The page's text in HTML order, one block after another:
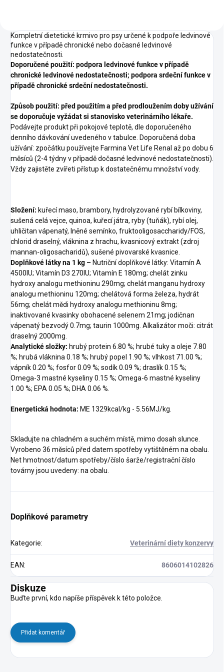
Kompletní dietetické krmivo pro psy určené k podpoře ledvinové
funkce v případě chronické nebo dočasné ledvinové
nedostatečnosti.
Doporučené použití: podpora ledvinové funkce v případě
chronické ledvinové nedostatečnosti; podpora srdeční funkce v
případě chronické srdeční nedostatečnosti.
Způsob použití: před použitím a před prodloužením doby užívání
se doporučuje vyžádat si stanovisko veterinárního lékaře.
Podávejte produkt při pokojové teplotě, dle doporučeného
denního dávkování uvedeného v tabulce. Doporučená doba
užívání: zpočátku používejte Farmina Vet Life Renal až po dobu 6
měsíců (2-4 týdny v případě dočasné ledvinové nedostatečnosti).
Vždy zajistěte zvířeti přístup k dostatečnému množství vody.
Složení: kuřecí maso, brambory, hydrolyzované rybí bílkoviny,
sušená celá vejce, quinoa, kuřecí játra, ryby (tuňák), rybí olej,
uhličitan vápenatý, lněné semínko, fruktooligosaccharidy/FOS,
chlorid draselný, vláknina z hrachu, kvasnicový extrakt (zdroj
mannan-oligosacharidů), sušené pivovarské kvasnice.
Doplňkové látky na 1 kg – Nutriční doplňkové látky: Vitamín A
4500IU; Vitamín D3 270IU; Vitamín E 180mg; chelát zinku
hydroxy analogu methioninu 290mg; chelát manganu hydroxy
analogu methioninu 120mg; chelátová forma železa, hydrát
56mg; chelát mědi hydroxy analogu methioninu 8mg;
inaktivované kvasinky obohacené selenem 21mg; jodičnan
vápenatý bezvodý 0.7mg; taurin 1000mg. Alkalizátor moči: citrát
draselný 2000mg.
Analytické složky: hrubý protein 6.80 %; hrubé tuky a oleje 7.80
%; hrubá vláknina 0.18 %; hrubý popel 1.90 %; vlhkost 71.00 %;
vápník 0.20 %; fosfor 0.09 %; sodík 0.09 %; draslík 0.15 %;
Omega-3 mastné kyseliny 0.15 %; Omega-6 mastné kyseliny
1.00 %; EPA 0.05 %; DHA 0.06 %.
Energetická hodnota: ME 1329kcal/kg - 5.56MJ/kg.
Skladujte na chladném a suchém místě, mimo dosah slunce.
Vyrobeno 36 měsíců před datem spotřeby vytištěném na obalu.
Net hmotnost/datum spotřeby/číslo šarže/registrační číslo
továrny jsou uvedeny: na obalu.
Doplňkové parametry
Kategorie: Veterinární diety konzervy
EAN: 8606014102826
Diskuze
Buďte první, kdo napíše příspěvek k této položce.
Přidat komentář